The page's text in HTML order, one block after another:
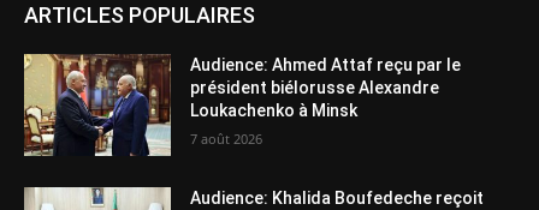
ARTICLES POPULAIRES
Audience: Ahmed Attaf reçu par le
président biélorusse Alexandre
Loukachenko à Minsk
7 août 2026
Audience: Khalida Boufedeche reçoit